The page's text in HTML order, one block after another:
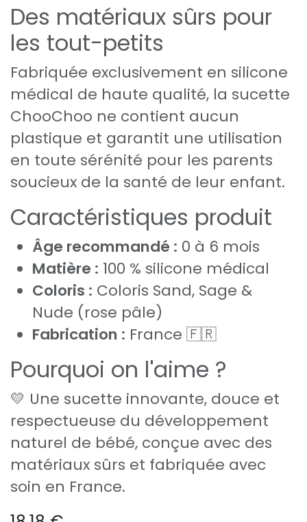
Des matériaux sûrs pour
les tout-petits
Fabriquée exclusivement en silicone
médical de haute qualité, la sucette
ChooChoo ne contient aucun
plastique et garantit une utilisation
en toute sérénité pour les parents
soucieux de la santé de leur enfant.
Caractéristiques produit
Âge recommandé : 0 à 6 mois
Matière : 100 % silicone médical
Coloris : Coloris Sand, Sage &
Nude (rose pâle)
Fabrication : France 🇫🇷
Pourquoi on l'aime ?
💛 Une sucette innovante, douce et
respectueuse du développement
naturel de bébé, conçue avec des
matériaux sûrs et fabriquée avec
soin en France.